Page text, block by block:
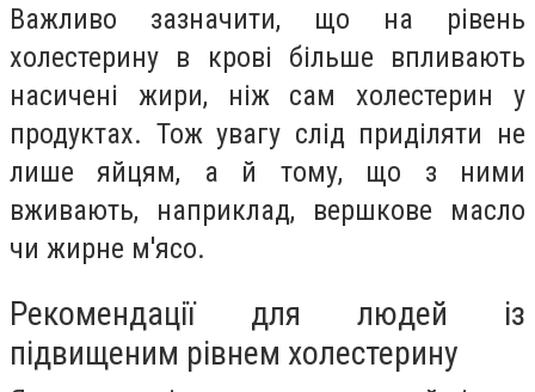
Важливо зазначити, що на рівень
холестерину в крові більше впливають
насичені жири, ніж сам холестерин у
продуктах. Тож увагу слід приділяти не
лише яйцям, а й тому, що з ними
вживають, наприклад, вершкове масло
чи жирне м'ясо.
Рекомендації для людей із
підвищеним рівнем холестерину